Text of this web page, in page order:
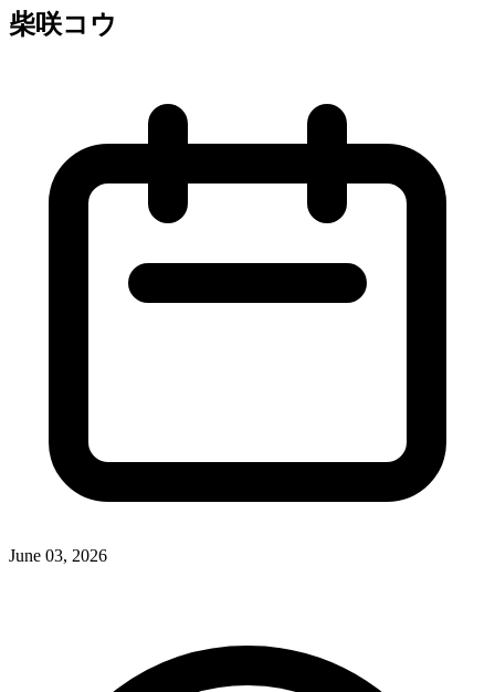
柴咲コウ
June 03, 2026